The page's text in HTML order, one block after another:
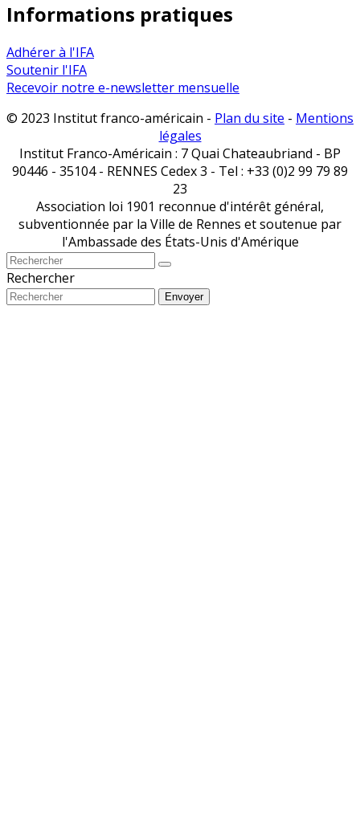
Informations pratiques
Adhérer à l'IFA
Soutenir l'IFA
Recevoir notre e-newsletter mensuelle
© 2023 Institut franco-américain - Plan du site - Mentions
légales
Institut Franco-Américain : 7 Quai Chateaubriand - BP
90446 - 35104 - RENNES Cedex 3 - Tel : +33 (0)2 99 79 89
23
Association loi 1901 reconnue d'intérêt général,
subventionnée par la Ville de Rennes et soutenue par
l'Ambassade des États-Unis d'Amérique
Rechercher
Envoyer